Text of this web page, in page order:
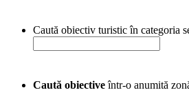
Caută obiectiv turistic în categoria
Caută obiectiveîntr-o anumită